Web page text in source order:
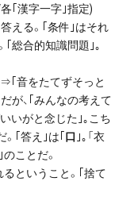
｢漢字一字｣指定)
える。｢条件｣はそれ
｢総合的知識問題｣｡
｢音をたてずそっと
が、｢みんなの考えて
いがと念じた｣｡こち
｢答え｣は｢ 口 ｣｡「衣
ことだ。
ということ。｢捨て